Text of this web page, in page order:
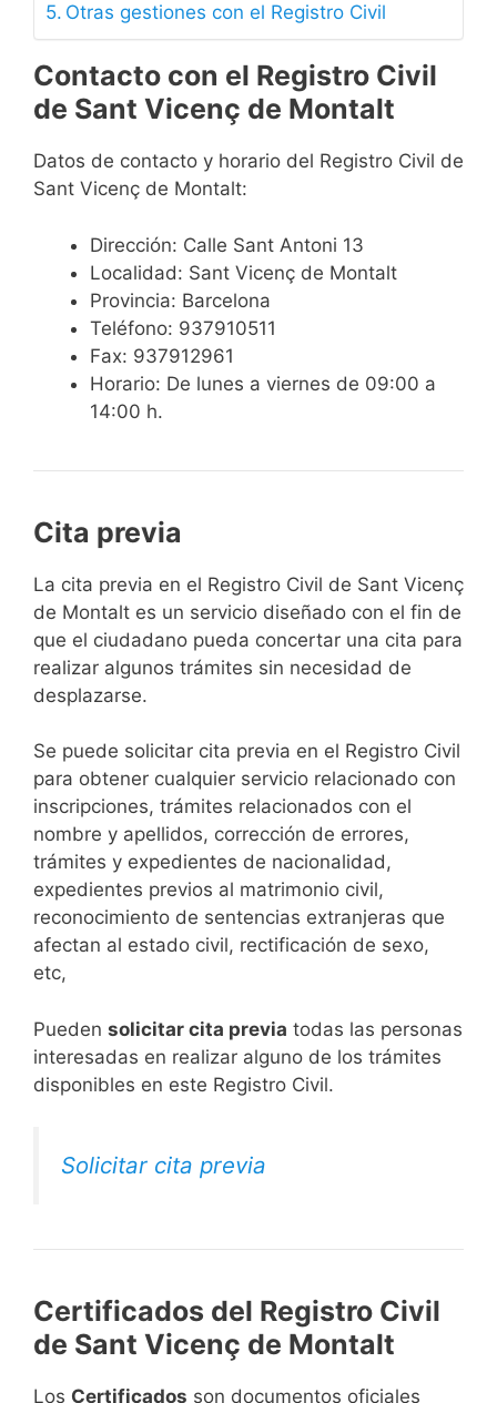
Otras gestiones con el Registro Civil
Contacto con el Registro Civil
de Sant Vicenç de Montalt
Datos de contacto y horario del Registro Civil de
Sant Vicenç de Montalt:
Dirección: Calle Sant Antoni 13
Localidad: Sant Vicenç de Montalt
Provincia: Barcelona
Teléfono: 937910511
Fax: 937912961
Horario: De lunes a viernes de 09:00 a
14:00 h.
Cita previa
​​​​​​​​​​​​​​​​​​​​​​​​​​​​La cita previa en el Registro Civil de Sant Vicenç
de Montalt es un servicio diseñado con el fin de
que el ciudadano pueda concertar una cita para
realizar algunos trámites sin necesidad de
desplazarse.​
Se puede solicitar cita previa en el Registro Civil
para obtener cualquier servicio relacionado con
inscripciones, trámites relacionados con el
nombre y apellidos, corrección de errores,
trámites y expedientes de nacionalidad,
expedientes previos al matrimonio civil,
reconocimiento de sentencias extranjeras que
afectan al estado civil, rectificación de sexo,
etc,
​Pueden solicitar cita previa todas las personas
interesadas en realizar alguno de los trámites
disponibles en este Registro Civil.​
Solicitar cita previa
Certificados del Registro Civil
de Sant Vicenç de Montalt
Los Certificados son documentos oficiales